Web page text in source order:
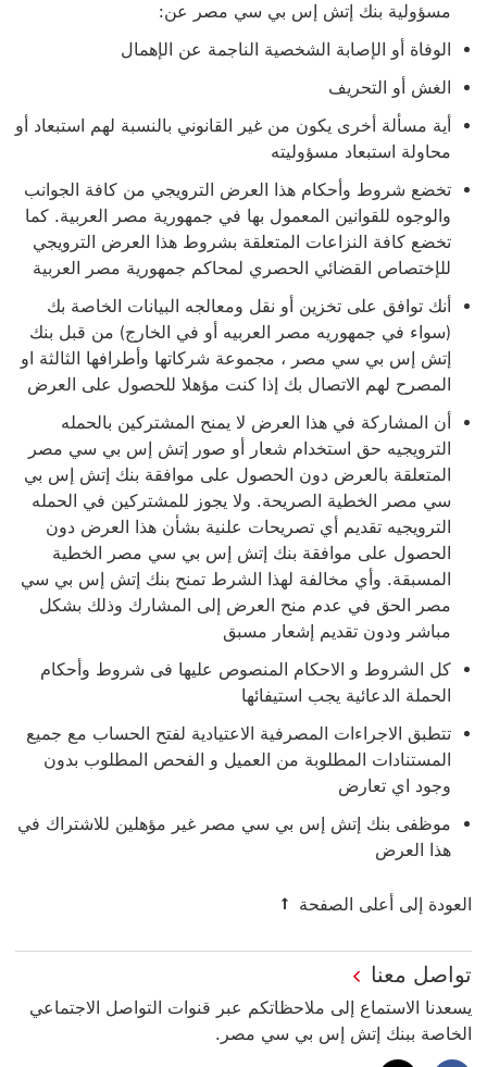
مسؤولية بنك إتش إس بي سي مصر عن:
الوفاة أو الإصابة الشخصية الناجمة عن الإهمال
الغش أو التحريف
أية مسألة أخرى يكون من غير القانوني بالنسبة لهم استبعاد أو
محاولة استبعاد مسؤوليته
تخضع شروط وأحكام هذا العرض الترويجي من كافة الجوانب
والوجوه للقوانين المعمول بها في جمهورية مصر العربية. كما
تخضع كافة النزاعات المتعلقة بشروط هذا العرض الترويجي
للإختصاص القضائي الحصري لمحاكم جمهورية مصر العربية
أنك توافق على تخزين أو نقل ومعالجه البيانات الخاصة بك
(سواء في جمهوريه مصر العربيه أو في الخارج) من قبل بنك
إتش إس بي سي مصر ، مجموعة شركاتها وأطرافها الثالثة او
المصرح لهم الاتصال بك إذا كنت مؤهلا للحصول على العرض
أن المشاركة في هذا العرض لا يمنح المشتركين بالحمله
الترويجيه حق استخدام شعار أو صور إتش إس بي سي مصر
المتعلقة بالعرض دون الحصول على موافقة بنك إتش إس بي
سي مصر الخطية الصريحة. ولا يجوز للمشتركين في الحمله
الترويجيه تقديم أي تصريحات علنية بشأن هذا العرض دون
الحصول على موافقة بنك إتش إس بي سي مصر الخطية
المسبقة. وأي مخالفة لهذا الشرط تمنح بنك إتش إس بي سي
مصر الحق في عدم منح العرض إلى المشارك وذلك بشكل
مباشر ودون تقديم إشعار مسبق
كل الشروط و الاحكام المنصوص عليها فى شروط وأحكام
الحملة الدعائية يجب استيفائها
تتطبق الاجراءات المصرفية الاعتيادية لفتح الحساب مع جميع
المستنادات المطلوبة من العميل و الفحص المطلوب بدون
وجود اي تعارض
موظفى بنك إتش إس بي سي مصر غير مؤهلين للاشتراك في
هذا العرض
العودة إلى أعلى الصفحة
تواصل معنا
يسعدنا الاستماع إلى ملاحظاتكم عبر قنوات التواصل الاجتماعي
الخاصة ببنك إتش إس بي سي مصر.